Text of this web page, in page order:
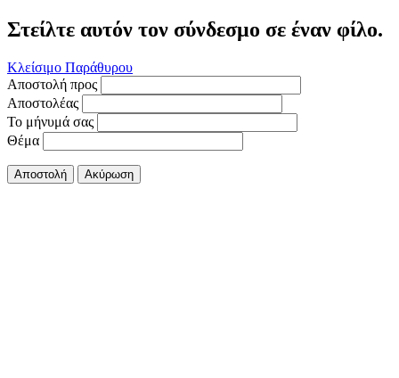
Στείλτε αυτόν τον σύνδεσμο σε έναν φίλο.
Κλείσιμο Παράθυρου
Αποστολή προς
Αποστολέας
Το μήνυμά σας
Θέμα
Αποστολή Ακύρωση